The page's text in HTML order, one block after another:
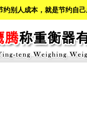
别人成本，就是节约自